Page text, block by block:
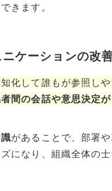
できます。
ケーションの改
化して誰もが参照し
間の会話や意思決定
があることで、部署
になり、組織全体の